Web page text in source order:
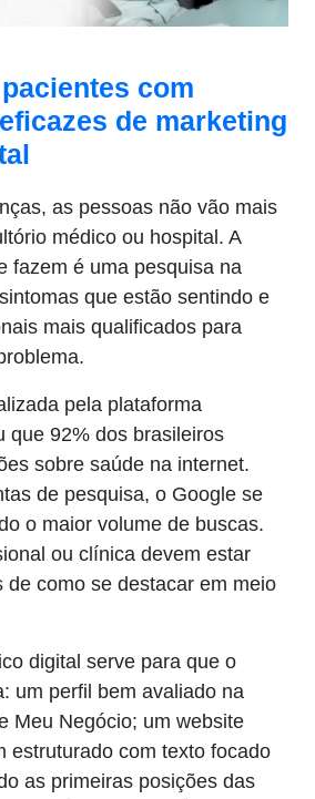
com
de marketing
as pessoas não vão mais
médico ou hospital. A
fazem é uma pesquisa na
que estão sentindo e
mais qualificados para
pela plataforma
que 92% dos brasileiros
sobre saúde na internet.
de pesquisa, o Google se
o maior volume de buscas.
ou clínica devem estar
de como se destacar em meio
digital serve para que o
um perfil bem avaliado na
Meu Negócio; um website
estruturado com texto focado
as primeiras posições das